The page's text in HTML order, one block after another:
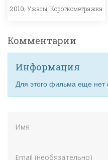
2010, Ужасы Короткометражка
Комментарии
Информация
Для этого фильма еще нет